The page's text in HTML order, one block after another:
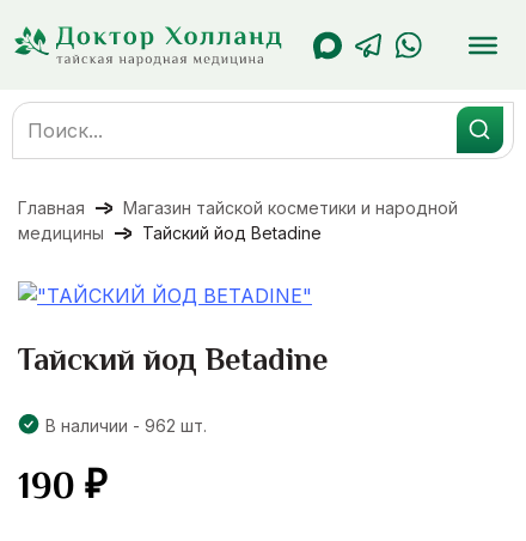
содержанию
Search
for:
Главная
Магазин тайской косметики и народной
медицины
Тайский йод Betadine
Тайский йод Betadine
В наличии - 962 шт.
190₽